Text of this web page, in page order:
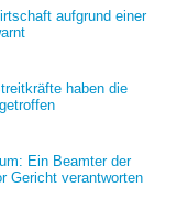
aufgrund einer
haben die
Ein Beamter der
Gericht verantworten